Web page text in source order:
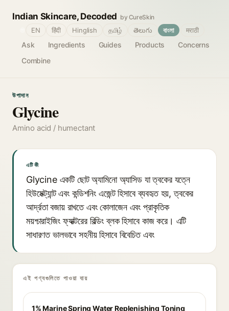
Indian Skincare, Decoded by CureSkin
Ask Ingredients Guides Products
Concerns
Combine
EN हिंदी Hinglish தமிழ் తెలుగు বাংলা मराठी
উপাদান
Glycine
Amino acid / humectant
এটি কী
Glycine একটি ছোট অ্যামিনো অ্যাসিড যা ত্বকের যত্নে
হিউমেক্ট্যান্ট এবং কন্ডিশনিং এজেন্ট হিসাবে ব্যবহৃত হয়, ত্বকের
আর্দ্রতা বজায় রাখতে এবং কোলাজেন এবং প্রাকৃতিক
ময়শ্চারাইজিং ফ্যাক্টরের বিল্ডিং ব্লক হিসাবে কাজ করে। এটি
সাধারণত ভালভাবে সহনীয় হিসাবে বিবেচিত এবং
এই পণ্যগুলিতে পাওয়া যায়
1% Marine Spring Water Replenishing Toning